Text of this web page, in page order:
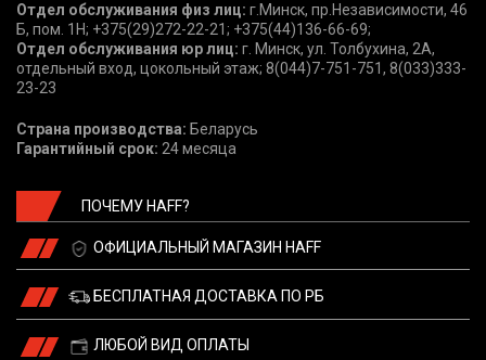
Отдел обслуживания физ лиц: г.Минск, пр.Независимости, 46
Б, пом. 1Н; +375(29)272-22-21; +375(44)136-66-69;
Отдел обслуживания юр лиц: г. Минск, ул. Толбухина, 2А,
отдельный вход, цокольный этаж; 8(044)7-751-751, 8(033)333-
23-23
Страна производства: Беларусь
Гарантийный срок: 24 месяца
ПОЧЕМУ HAFF?
ОФИЦИАЛЬНЫЙ МАГАЗИН HAFF
БЕСПЛАТНАЯ ДОСТАВКА ПО РБ
ЛЮБОЙ ВИД ОПЛАТЫ